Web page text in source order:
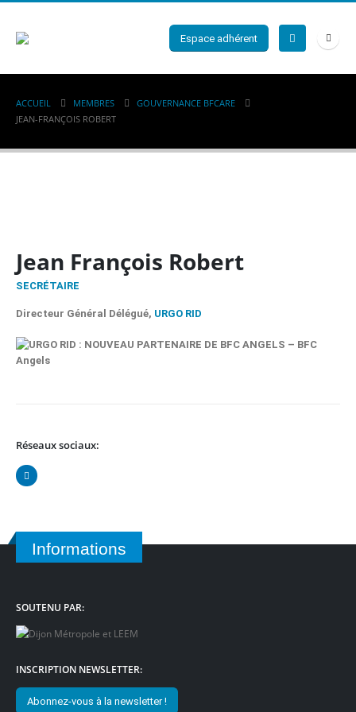
Espace adhérent
ACCUEIL MEMBRES
GOUVERNANCE BFCARE
JEAN-FRANÇOIS ROBERT
Jean François Robert
SECRÉTAIRE
Directeur Général Délégué, URGO RID
Réseaux sociaux:
Informations
SOUTENU PAR:
INSCRIPTION NEWSLETTER:
Abonnez-vous à la newsletter !